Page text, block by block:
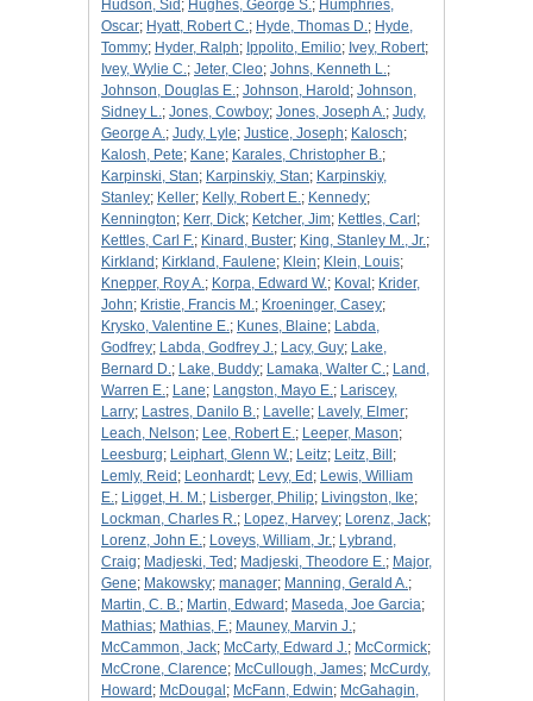
Hudson, Sid ; Hughes, George S.; Humphries,
Oscar; Hyatt, Robert C.; Hyde, Thomas D.; Hyde,
Tommy; Hyder, Ralph; Ippolito, Emilio; Ivey, Robert;
Ivey, Wylie C.; Jeter, Cleo; Johns, Kenneth L.;
Johnson, Douglas E.; Johnson, Harold ; Johnson,
Sidney L.; Jones, Cowboy; Jones, Joseph A.; Judy,
George A.; Judy, Lyle; Justice, Joseph; Kalosch;
Kalosh, Pete; Kane; Karales, Christopher B.;
Karpinski, Stan; Karpinskiy, Stan; Karpinskiy,
Stanley; Keller; Kelly, Robert E.; Kennedy;
Kennington; Kerr, Dick; Ketcher, Jim; Kettles, Carl ;
Kettles, Carl F.; Kinard, Buster; King, Stanley M., Jr.;
Kirkland ; Kirkland, Faulene; Klein; Klein, Louis;
Knepper, Roy A.; Korpa, Edward W.; Koval ; Krider,
John; Kristie, Francis M.; Kroeninger, Casey;
Krysko, Valentine E.; Kunes, Blaine; Labda,
Godfrey; Labda, Godfrey J.; Lacy, Guy; Lake,
Bernard D.; Lake, Buddy; Lamaka, Walter C.; Land,
Warren E.; Lane; Langston, Mayo E.; Lariscey,
Larry; Lastres, Danilo B.; Lavelle; Lavely, Elmer;
Leach, Nelson; Lee, Robert E.; Leeper, Mason;
Leesburg; Leiphart, Glenn W.; Leitz; Leitz, Bill ;
Lemly, Reid ; Leonhardt; Levy, Ed ; Lewis, William
E.; Ligget, H. M.; Lisberger, Philip; Livingston, Ike;
Lockman, Charles R.; Lopez, Harvey; Lorenz, Jack;
Lorenz, John E.; Loveys, William, Jr.; Lybrand,
Craig; Madjeski, Ted ; Madjeski, Theodore E.; Major,
Gene; Makowsky; manager; Manning, Gerald A.;
Martin, C. B.; Martin, Edward ; Maseda, Joe Garcia;
Mathias; Mathias, F.; Mauney, Marvin J.;
McCammon, Jack; McCarty, Edward J.; McCormick;
McCrone, Clarence; McCullough, James; McCurdy,
Howard ; McDougal ; McFann, Edwin; McGahagin,